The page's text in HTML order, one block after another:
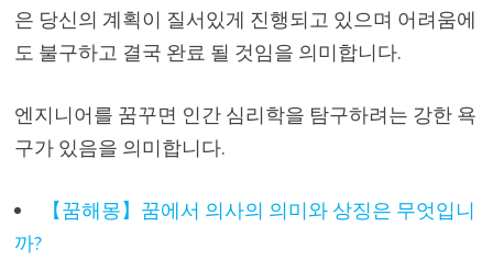
은 당신의 계획이 질서있게 진행되고 있으며 어려움에
도 불구하고 결국 완료 될 것임을 의미합니다.
엔지니어를 꿈꾸면 인간 심리학을 탐구하려는 강한 욕
구가 있음을 의미합니다.
【꿈해몽】꿈에서 의사의 의미와 상징은 무엇입니
까?